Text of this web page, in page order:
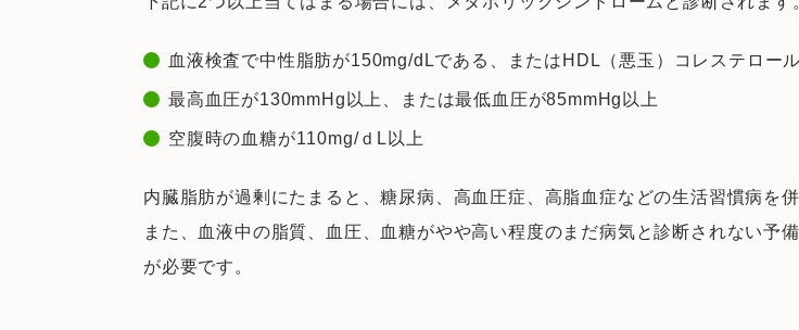
血液検査で中性脂肪が150mg/dLである、またはHDL（悪玉）コレステロー
最高血圧が130mmHg以上、または最低血圧が85mmHg以上
空腹時の血糖が110mg/ｄL以上
内臓脂肪が過剰にたまると、糖尿病、高血圧症、高脂血症などの生活習慣病を
また、血液中の脂質、血圧、血糖がやや高い程度のまだ病気と診断されない予
が必要です。